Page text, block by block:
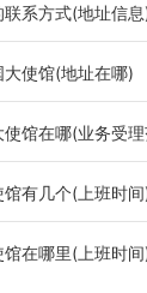
系方式(地址信息
使馆(地址在哪)
馆在哪(业务受
有几个(上班时间
在哪里(上班时间